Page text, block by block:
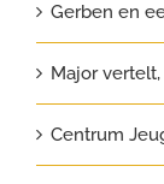
Gerben en
Major
Centrum